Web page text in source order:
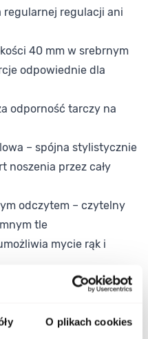
O plikach cookies
regularnej regulacji ani
40 mm w srebrnym
odpowiednie dla
odporność tarczy na
– spójna stylistycznie
noszenia przez cały
odczytem – czytelny
tle
mycie rąk i
stylu
biurowym, jak i